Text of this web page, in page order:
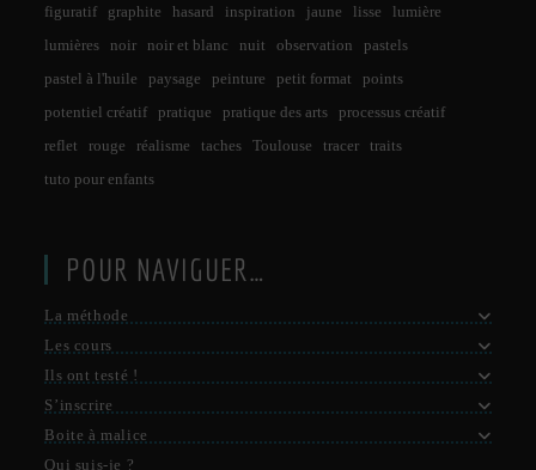
figuratif
graphite hasard inspiration jaune lisse
lumière
lumières
noir noir et blanc nuit observation
pastels
pastel à l'huile
paysage peinture petit format
points
potentiel créatif
pratique pratique des arts
processus créatif
reflet
rouge réalisme taches Toulouse tracer
traits
tuto pour enfants
POUR NAVIGUER…
La méthode
Les cours
Ils ont testé !
S’inscrire
Boite à malice
Qui suis-je ?